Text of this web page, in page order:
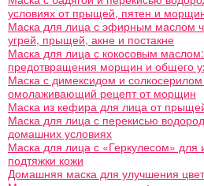
условиях от прыщей, пятен и
Маска для лица с эфирным маслом
угрей, прыщей, акне и постакне
Маска для лица с кокосовым
предотвращения морщин и общего
Маска с димексидом и
омолаживающий рецепт от морщин
Маска из кефира для лица от
Маска для лица с перекисью
домашних условиях
Маска для лица с «Геркулесом»
подтяжки кожи
Домашняя маска для улучшения